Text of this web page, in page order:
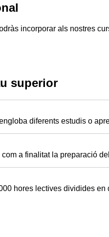
incorporar als nostres
superior
diferents estudis o
a finalitat la preparació
hores lectives dividides